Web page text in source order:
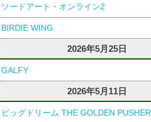
ソードアート・オンライン2
BIRDIE WING
2026年5月25日
GALFY
2026年5月11日
ビッグドリーム THE GOLDEN PUSHER